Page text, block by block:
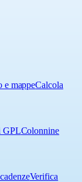
e mappeCalcola
GPLColonnine
Verifica